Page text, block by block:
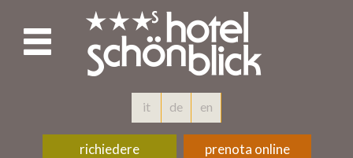
it de en
richiedere prenota online